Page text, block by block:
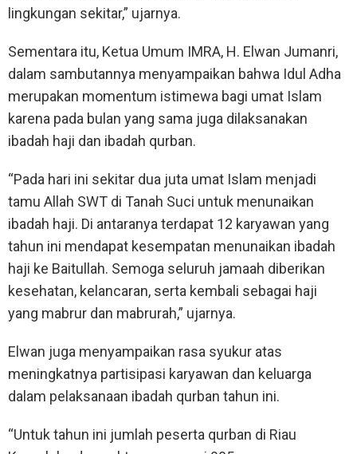
lingkungan sekitar,” ujarnya.
Sementara itu, Ketua Umum IMRA, H. Elwan Jumanri,
dalam sambutannya menyampaikan bahwa Idul Adha
merupakan momentum istimewa bagi umat Islam
karena pada bulan yang sama juga dilaksanakan
ibadah haji dan ibadah qurban.
“Pada hari ini sekitar dua juta umat Islam menjadi
tamu Allah SWT di Tanah Suci untuk menunaikan
ibadah haji. Di antaranya terdapat 12 karyawan yang
tahun ini mendapat kesempatan menunaikan ibadah
haji ke Baitullah. Semoga seluruh jamaah diberikan
kesehatan, kelancaran, serta kembali sebagai haji
yang mabrur dan mabrurah,” ujarnya.
Elwan juga menyampaikan rasa syukur atas
meningkatnya partisipasi karyawan dan keluarga
dalam pelaksanaan ibadah qurban tahun ini.
“Untuk tahun ini jumlah peserta qurban di Riau